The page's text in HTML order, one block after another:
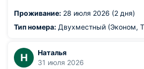
Проживание: 28 июля 2026 (2 дня)
Тип номера: Двухместный (Эконом,
Н
Наталья
31 июля 2026